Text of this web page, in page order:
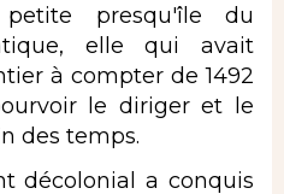
presqu'île du
elle qui avait
à compter de 1492
le diriger et le
des temps.
décolonial a conquis